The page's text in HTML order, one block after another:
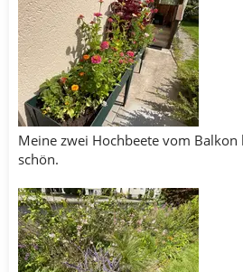
Meine zwei Hochbeete vom Balkon
schön.